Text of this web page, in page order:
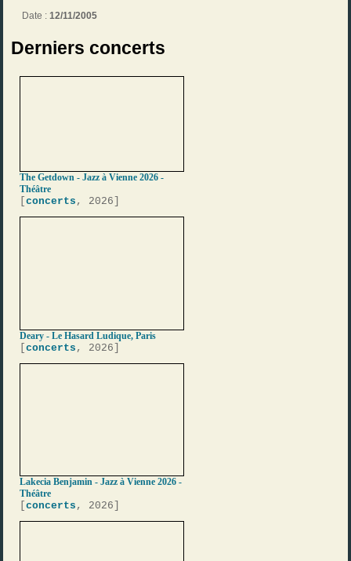
Date :12/11/2005
Derniers concerts
The Getdown - Jazz à Vienne 2026 -
Théâtre
[concerts , 2026]
Deary - Le Hasard Ludique, Paris
[concerts , 2026]
Lakecia Benjamin - Jazz à Vienne 2026 -
Théâtre
[concerts , 2026]